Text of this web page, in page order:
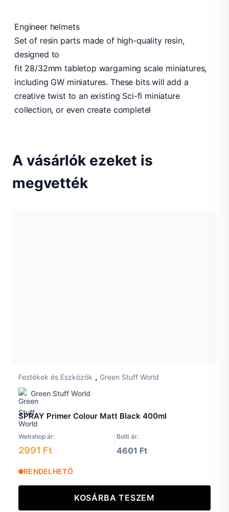
Engineer helmets
Set of resin parts made of high-quality resin,
designed to
fit 28/32mm tabletop wargaming scale miniatures,
including GW miniatures. These bits will add a
creative twist to an existing Sci-fi miniature
collection, or even create completel
A vásárlók ezeket is
megvették
Festékek és Eszközök , Green Stuff World
Green Stuff World
SPRAY Primer Colour Matt Black 400ml
Webshop ár: Bolti ár:
2991 Ft 4601 Ft
RENDELHETŐ
KOSÁRBA TESZEM